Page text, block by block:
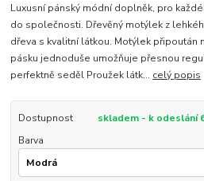
Luxusní pánský módní doplněk, pro
do společnosti. Dřevěný motýlek z
dřeva s kvalitní látkou. Motýlek připoután
pásku jednoduše umožňuje přesnou
perfektně seděl Proužek látk... celý popis
Dostupnost
skladem - k odeslání
Barva